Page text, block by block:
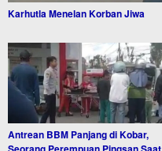
Karhutla Menelan Korban Jiwa
Antrean BBM Panjang di Kobar,